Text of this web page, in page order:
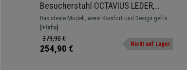
Besucherstuhl OCTAVIUS LEDER,
Metallgestell in Schwarz, dicke
Polsterung, Farbe Blau
Das ideale Modell, wenn Komfort und Design gefragt
sind. Verleihen Sie Ihren Räumen einen modernen
und atemberaubenden Stil.
[+Info]
379,90 €
254,90 € Nicht auf Lager